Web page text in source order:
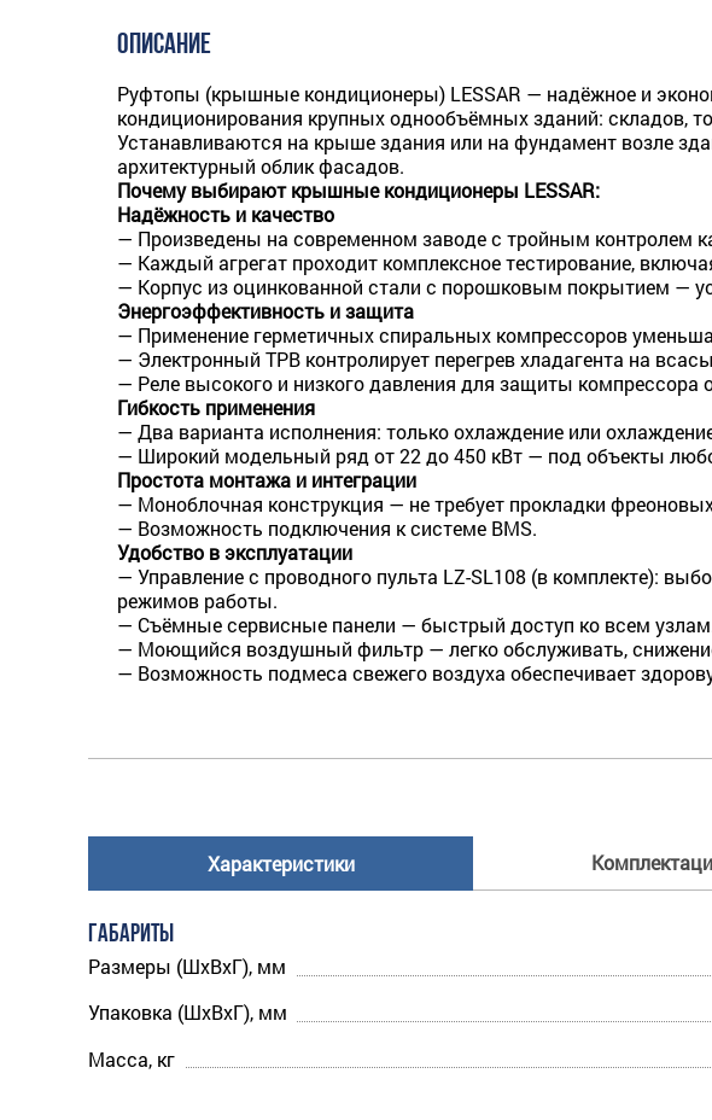
ОПИСАНИЕ
Руфтопы (крышные кондиционеры) LESSAR — надёжное и
кондиционирования крупных однообъёмных зданий: складов,
Устанавливаются на крыше здания или на фундамент возле
архитектурный облик фасадов.
Почему выбирают крышные кондиционеры LESSAR:
Надёжность и качество
— Произведены на современном заводе с тройным контролем
— Каждый агрегат проходит комплексное тестирование,
— Корпус из оцинкованной стали с порошковым покрытием —
Энергоэффективность и защита
— Применение герметичных спиральных компрессоров
— Электронный ТРВ контролирует перегрев хладагента на
— Реле высокого и низкого давления для защиты компрессора
Гибкость применения
— Два варианта исполнения: только охлаждение или
— Широкий модельный ряд от 22 до 450 кВт — под объекты
Простота монтажа и интеграции
— Моноблочная конструкция — не требует прокладки
— Возможность подключения к системе BMS.
Удобство в эксплуатации
— Управление с проводного пульта LZ-SL108 (в комплекте):
режимов работы.
— Съёмные сервисные панели — быстрый доступ ко всем
— Моющийся воздушный фильтр — легко обслуживать,
— Возможность подмеса свежего воздуха обеспечивает
Характеристики
ГАБАРИТЫ
Размеры (ШхВхГ), мм
Упаковка (ШхВхГ), мм
Масса, кг